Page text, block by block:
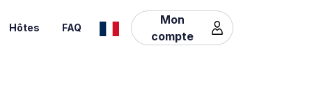
Hôtes FAQ
Mon
compte